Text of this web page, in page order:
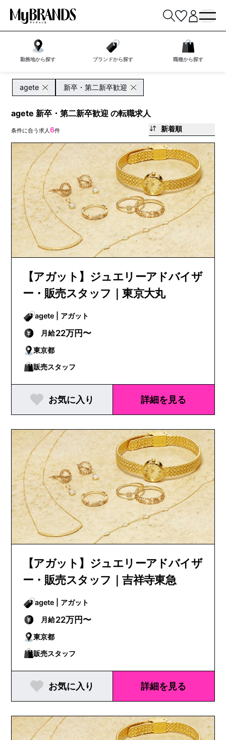
勤務地から探す ブランドから探す 職種から探す
agete 新卒・第二新卒歓迎
agete 新卒・第二新卒歓迎 の転職求人
条件に合う求人6件 新着順
【アガット】ジュエリーアドバイザ
ー・販売スタッフ｜東京大丸
agete | アガット
月給22万円〜
東京都
販売スタッフ
お気に入り 詳細を見る
【アガット】ジュエリーアドバイザ
ー・販売スタッフ｜吉祥寺東急
agete | アガット
月給22万円〜
東京都
販売スタッフ
お気に入り 詳細を見る